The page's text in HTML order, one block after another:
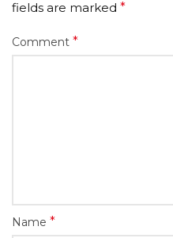
fields are marked *
Comment *
Name *